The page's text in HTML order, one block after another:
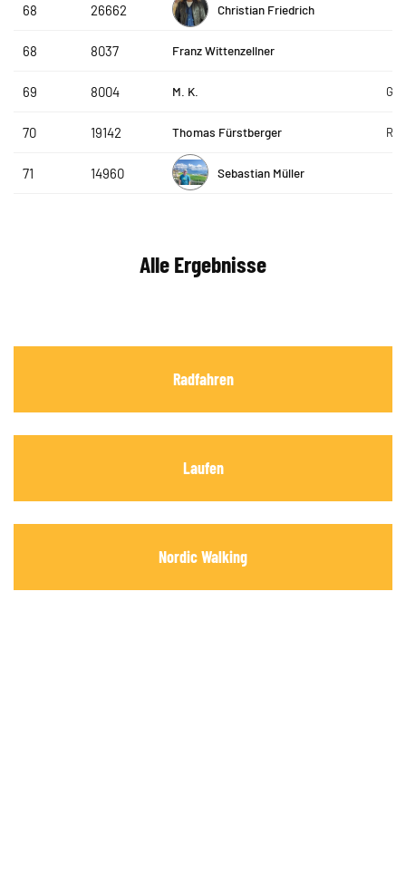
68 26662 Christian Friedrich
68 8037 Franz Wittenzellner
69 8004 M. K.
70 19142 Thomas Fürstberger
71 14960 Sebastian Müller
Alle Ergebnisse
Radfahren
Laufen
Nordic Walking